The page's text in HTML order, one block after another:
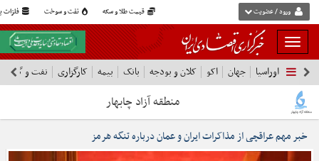
قیمت طلا و سکه نفت و سوخت فلزات ورود / عضویت
بار
و
بسته
نمودن
فهرست
اوراسیا جهان اکو کلان و بودجه بانک بیمه کارگزاری نفت و گاز
چابهار
خبر مهم عراقچی از مذاکرات ایران و عمان درباره تنگه هرمز